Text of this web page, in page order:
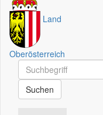
Land
Oberösterreich
Schnellsuche
Schnellsuche
Suchen